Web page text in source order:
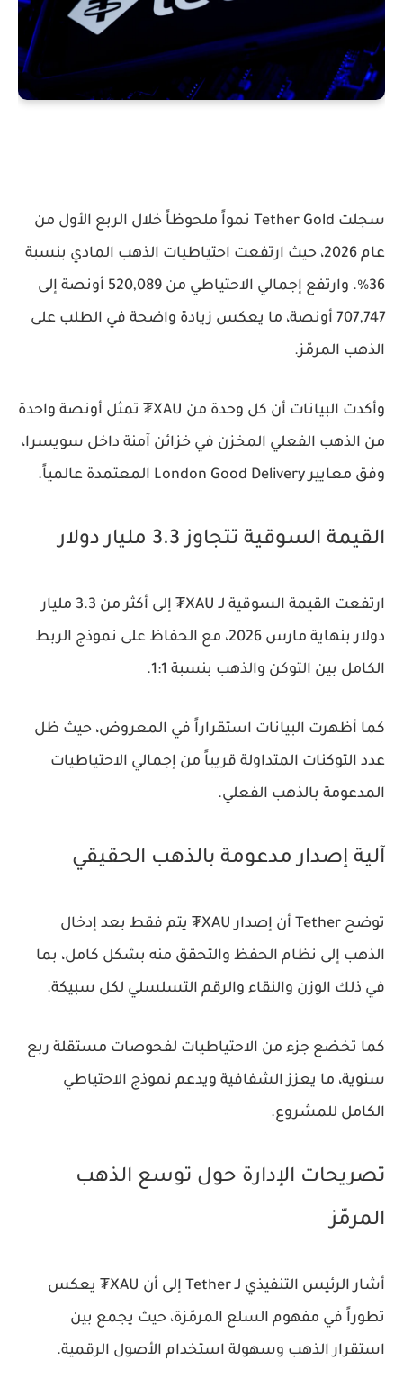
سجلت Tether Gold نمواً ملحوظاً خلال الربع الأول من
عام 2026، حيث ارتفعت احتياطيات الذهب المادي بنسبة
36%. وارتفع إجمالي الاحتياطي من 520,089 أونصة إلى
707,747 أونصة، ما يعكس زيادة واضحة في الطلب على
الذهب المرمّز.
وأكدت البيانات أن كل وحدة من XAU₮ تمثل أونصة واحدة
من الذهب الفعلي المخزن في خزائن آمنة داخل سويسرا،
وفق معايير London Good Delivery المعتمدة عالمياً.
القيمة السوقية تتجاوز 3.3 مليار دولار
ارتفعت القيمة السوقية لـ XAU₮ إلى أكثر من 3.3 مليار
دولار بنهاية مارس 2026، مع الحفاظ على نموذج الربط
الكامل بين التوكن والذهب بنسبة 1:1.
كما أظهرت البيانات استقراراً في المعروض، حيث ظل
عدد التوكنات المتداولة قريباً من إجمالي الاحتياطيات
المدعومة بالذهب الفعلي.
آلية إصدار مدعومة بالذهب الحقيقي
توضح Tether أن إصدار XAU₮ يتم فقط بعد إدخال
الذهب إلى نظام الحفظ والتحقق منه بشكل كامل، بما
في ذلك الوزن والنقاء والرقم التسلسلي لكل سبيكة.
كما تخضع جزء من الاحتياطيات لفحوصات مستقلة ربع
سنوية، ما يعزز الشفافية ويدعم نموذج الاحتياطي
الكامل للمشروع.
تصريحات الإدارة حول توسع الذهب
المرمّز
أشار الرئيس التنفيذي لـ Tether إلى أن XAU₮ يعكس
تطوراً في مفهوم السلع المرمّزة، حيث يجمع بين
استقرار الذهب وسهولة استخدام الأصول الرقمية.